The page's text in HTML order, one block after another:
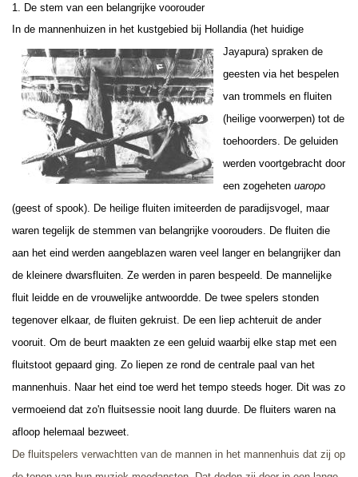
1. De stem van een belangrijke voorouder
In de mannenhuizen in het kustgebied bij Hollandia (het huidige
Jayapura) spraken de
geesten via het bespelen
van trommels en fluiten
(heilige voorwerpen) tot de
toehoorders. De geluiden
werden voortgebracht door
een zogeheten uaropo
(geest of spook). De heilige fluiten imiteerden de paradijsvogel, maar
waren tegelijk de stemmen van belangrijke voorouders. De fluiten die
aan het eind werden aangeblazen waren veel langer en belangrijker dan
de kleinere dwarsfluiten. Ze werden in paren bespeeld. De mannelijke
fluit leidde en de vrouwelijke antwoordde. De twee spelers stonden
tegenover elkaar, de fluiten gekruist. De een liep achteruit de ander
vooruit. Om de beurt maakten ze een geluid waarbij elke stap met een
fluitstoot gepaard ging. Zo liepen ze rond de centrale paal van het
mannenhuis. Naar het eind toe werd het tempo steeds hoger. Dit was zo
vermoeiend dat zo'n fluitsessie nooit lang duurde. De fluiters waren na
afloop helemaal bezweet.
De fluitspelers verwachtten van de mannen in het mannenhuis dat zij op